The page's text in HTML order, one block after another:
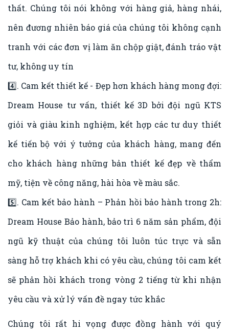
thất. Chúng tôi nói không với hàng giả, hàng nhái,
nên đương nhiên báo giá của chúng tôi không cạnh
tranh với các đơn vị làm ăn chộp giật, đánh tráo vật
tư, không uy tín
4️⃣. Cam kết thiết kế - Đẹp hơn khách hàng mong đợi:
Dream House tư vấn, thiết kế 3D bởi đội ngũ KTS
giỏi và giàu kinh nghiệm, kết hợp các tư duy thiết
kế tiến bộ với ý tưởng của khách hàng, mang đến
cho khách hàng những bản thiết kế đẹp về thẩm
mỹ, tiện về công năng, hài hòa về màu sắc.
5️⃣. Cam kết bảo hành – Phản hồi bảo hành trong 2h:
Dream House Bảo hành, bảo trì 6 năm sản phẩm, đội
ngũ kỹ thuật của chúng tôi luôn túc trực và sẵn
sàng hỗ trợ khách khi có yêu cầu, chúng tôi cam kết
sẽ phản hồi khách trong vòng 2 tiếng từ khi nhận
yêu cầu và xử lý vấn đề ngay tức khắc
Chúng tôi rất hi vọng được đồng hành với quý